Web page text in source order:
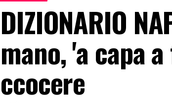
DIZIONARIO
mano, 'a capa
ccocere